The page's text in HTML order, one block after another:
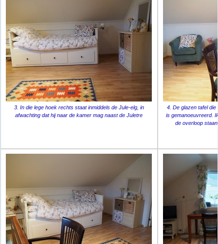
3. In die lege hoek rechts staat inmiddels de Jule-elg, in
afwachting dat hij naar de kamer mag naast de Juletre
4. De glazen tafel
is gemanoeuvreerd.
de overloop